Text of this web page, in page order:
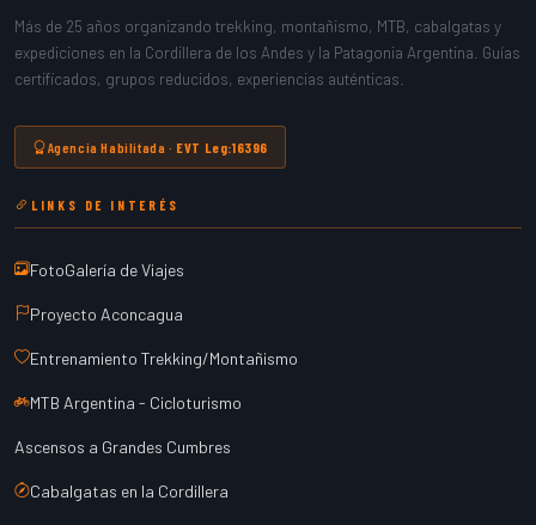
Más de 25 años organizando trekking, montañismo, MTB, cabalgatas y
expediciones en la Cordillera de los Andes y la Patagonia Argentina. Guías
certificados, grupos reducidos, experiencias auténticas.
Agencia Habilitada · EVT Leg:16396
LINKS DE INTERÉS
FotoGalería de Viajes
Proyecto Aconcagua
Entrenamiento Trekking/Montañismo
MTB Argentina - Cicloturismo
Ascensos a Grandes Cumbres
Cabalgatas en la Cordillera